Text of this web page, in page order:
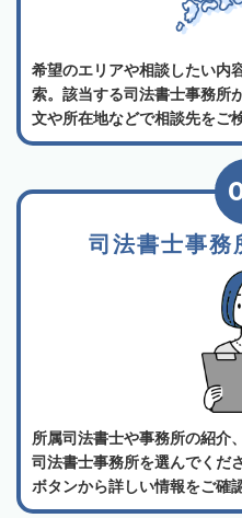
希望のエリアや相談したい内
索。該当する司法書士事務所
文や所在地などで相談先をご
司法書士事務
所属司法書士や事務所の紹介
司法書士事務所を選んでくだ
ボタンから詳しい情報をご確